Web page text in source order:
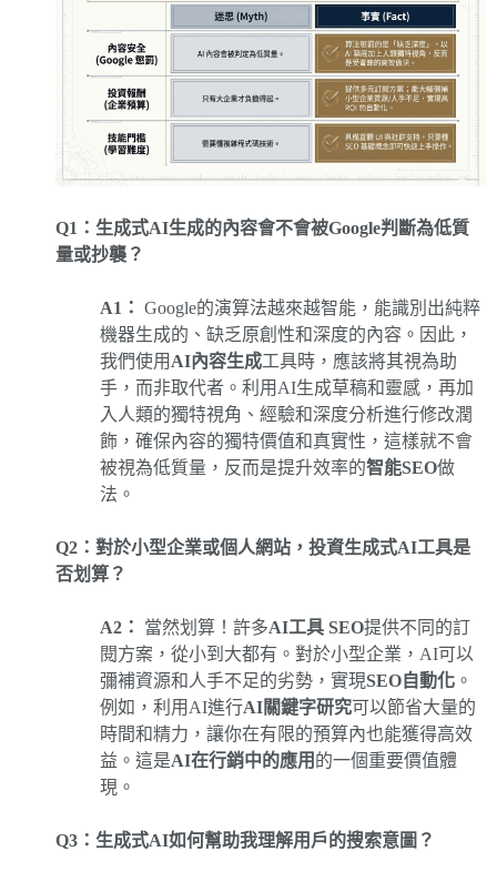
Q1：生成式AI生成的內容會不會被Google判斷為低質
量或抄襲？
A1： Google的演算法越來越智能，能識別出純粹
機器生成的、缺乏原創性和深度的內容。因此，
我們使用 AI內容生成工具時，應該將其視為助
手，而非取代者。利用AI生成草稿和靈感，再加
入人類的獨特視角、經驗和深度分析進行修改潤
飾，確保內容的獨特價值和真實性，這樣就不會
被視為低質量，反而是提升效率的智能SEO做
法。
Q2：對於小型企業或個人網站，投資生成式AI工具是
否划算？
A2： 當然划算！許多AI工具 SEO提供不同的訂
閱方案，從小到大都有。對於小型企業，AI可以
彌補資源和人手不足的劣勢，實現SEO自動化 。
例如，利用AI進行AI關鍵字研究可以節省大量的
時間和精力，讓你在有限的預算內也能獲得高效
益。這是AI在行銷中的應用 的一個重要價值體
現。
Q3：生成式AI如何幫助我理解用戶的搜索意圖？